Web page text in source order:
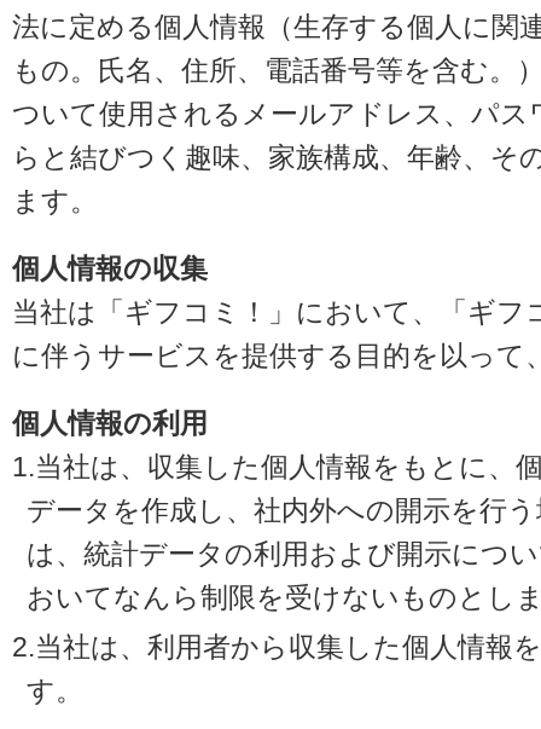
法に定める個人情報（生存する個人に関
もの。氏名、住所、電話番号等を含む。
ついて使用されるメールアドレス、パ
らと結びつく趣味、家族構成、年齢、そ
ます。
個人情報の収集
当社は「ギフコミ！」において、「ギ
に伴うサービスを提供する目的を以って
個人情報の利用
1.当社は、収集した個人情報をもとに、
データを作成し、社内外への開示を行
は、統計データの利用および開示につ
おいてなんら制限を受けないものとし
2.当社は、利用者から収集した個人情報
す。